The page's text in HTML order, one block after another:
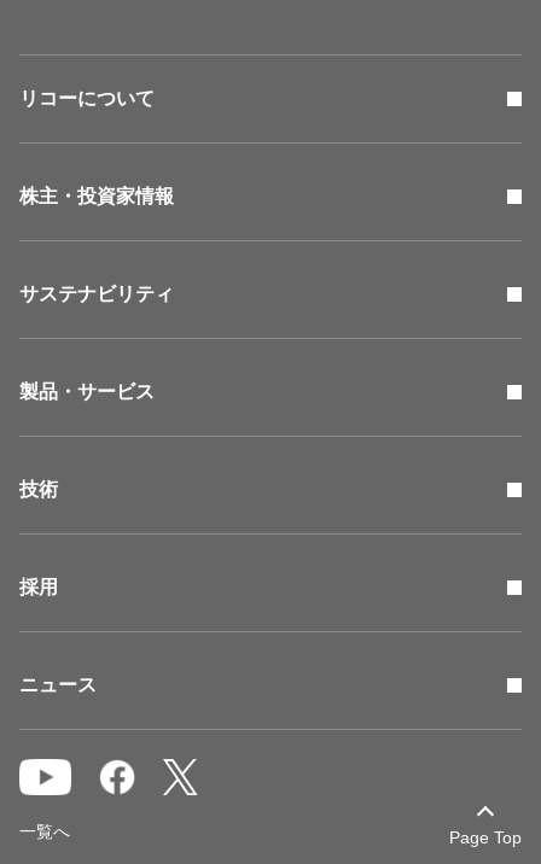
リコーについて
株主・投資家情報
サステナビリティ
製品・サービス
技術
採用
ニュース
Page Top
一覧へ